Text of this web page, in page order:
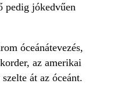
pedig jókedvűen
óceánátevezés,
az amerikai
át az óceánt.